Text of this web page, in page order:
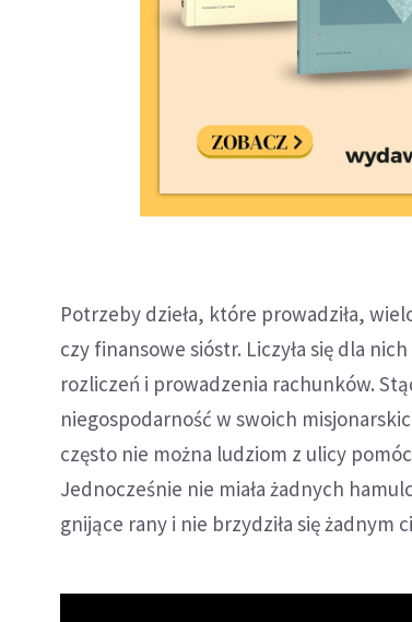
Potrzeby dzieła, które prowadziła,
czy finansowe sióstr. Liczyła się dla
rozliczeń i prowadzenia rachunków.
niegospodarność w swoich
często nie można ludziom z ulicy
Jednocześnie nie miała żadnych
gnijące rany i nie brzydziła się żadnym